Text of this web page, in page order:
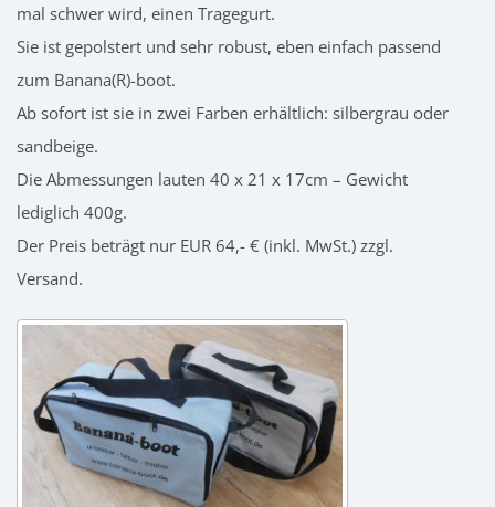
mal schwer wird, einen Tragegurt.
Sie ist gepolstert und sehr robust, eben einfach passend
zum Banana(R)-boot.
Ab sofort ist sie in zwei Farben erhältlich: silbergrau oder
sandbeige.
Die Abmessungen lauten 40 x 21 x 17cm – Gewicht
lediglich 400g.
Der Preis beträgt nur EUR 64,- € (inkl. MwSt.) zzgl.
Versand.